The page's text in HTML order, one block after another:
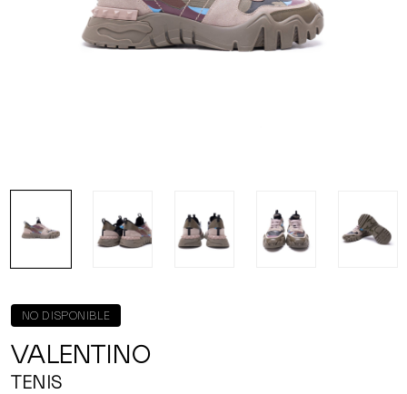
NO DISPONIBLE
VALENTINO
TENIS